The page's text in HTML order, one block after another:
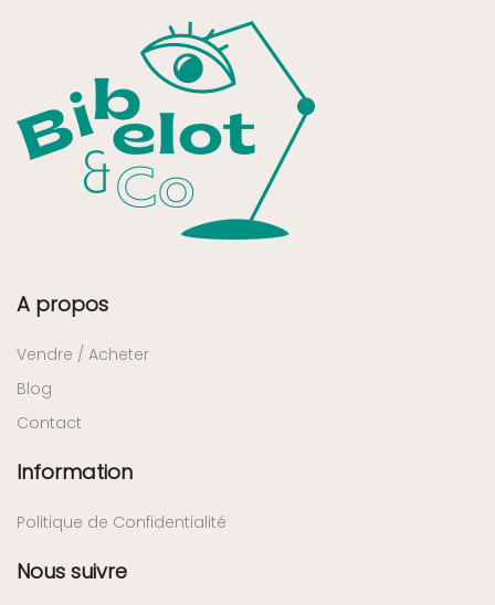
A propos
Vendre / Acheter
Blog
Contact
Information
Politique de Confidentialité
Nous suivre